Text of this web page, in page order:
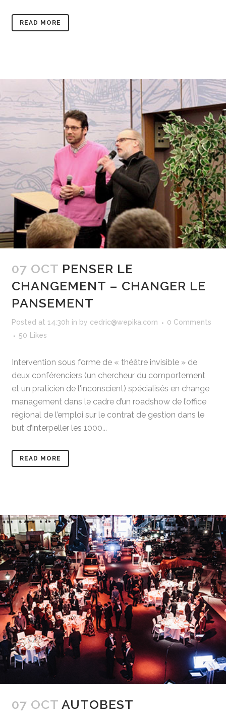
READ MORE
07 OCT PENSER LE
CHANGEMENT – CHANGER LE
PANSEMENT
Posted at 14:30h in by cedric@wepika.com
0 Comments
50
Likes
Intervention sous forme de « théâtre invisible » de
deux conférenciers (un chercheur du comportement
et un praticien de l'inconscient) spécialisés en change
management dans le cadre d’un roadshow de l’office
régional de l’emploi sur le contrat de gestion dans le
but d’interpeller les 1000...
READ MORE
07 OCT AUTOBEST